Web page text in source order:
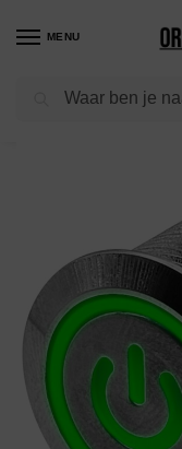
MENU
Shop / Installatie